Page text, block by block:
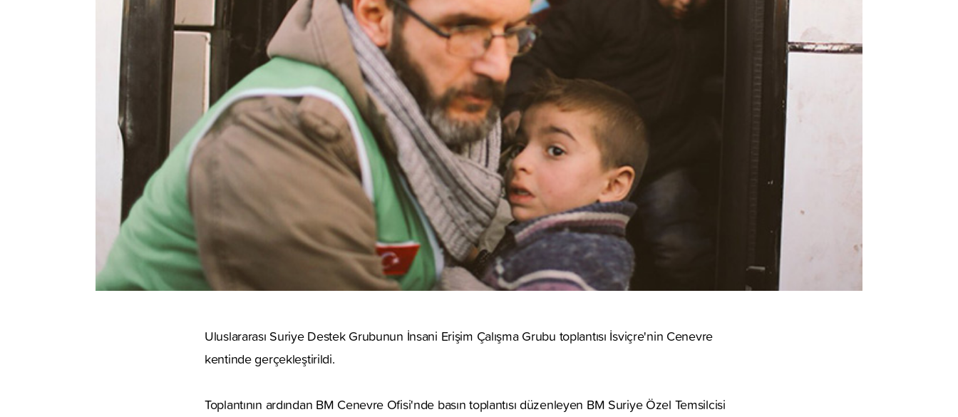
Uluslararası Suriye Destek Grubunun İnsani Erişim Çalışma Grubu toplantısı İsviçre'nin Cenevre
kentinde gerçekleştirildi.
Toplantının ardından BM Cenevre Ofisi'nde basın toplantısı düzenleyen BM Suriye Özel Temsilcisi